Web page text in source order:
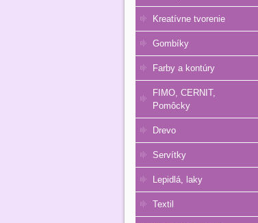
Kreatívne tvorenie
Gombíky
Farby a kontúry
FIMO, CERNIT,
Pomôcky
Drevo
Servítky
Lepidlá, laky
Textil